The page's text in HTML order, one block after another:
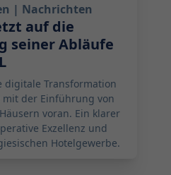
| Nachrichten
auf die
seiner Abläufe
digitale Transformation
der Einführung von
voran. Ein klarer
Exzellenz und
Hotelgewerbe.